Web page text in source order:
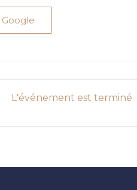
L'événement est terminé.